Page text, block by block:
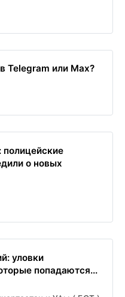
Telegram или Мах?
о новых
уловки
попадаются...